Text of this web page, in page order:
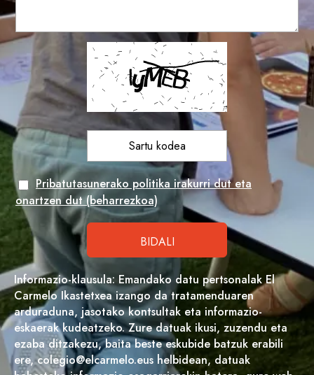
Pribatutasunerako politika irakurri dut eta
onartzen dut (beharrezkoa)
Informazio-klausula: Emandako datu pertsonalak El
Carmelo Ikastetxea izango da tratamenduaren
arduraduna, jasotako kontsultak eta informazio-
eskaerak kudeatzeko. Zure datuak ikusi, zuzendu eta
ezaba ditzakezu, baita beste eskubide batzuk erabili
ere, colegio@elcarmelo.eus helbidean, datuak